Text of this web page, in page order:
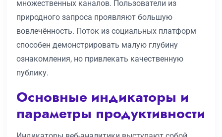
множественных каналов. Пользователи из
природного запроса проявляют большую
вовлечённость. Поток из социальных платформ
способен демонстрировать малую глубину
ознакомления, но привлекать качественную
публику.
Основные индикаторы и
параметры продуктивности